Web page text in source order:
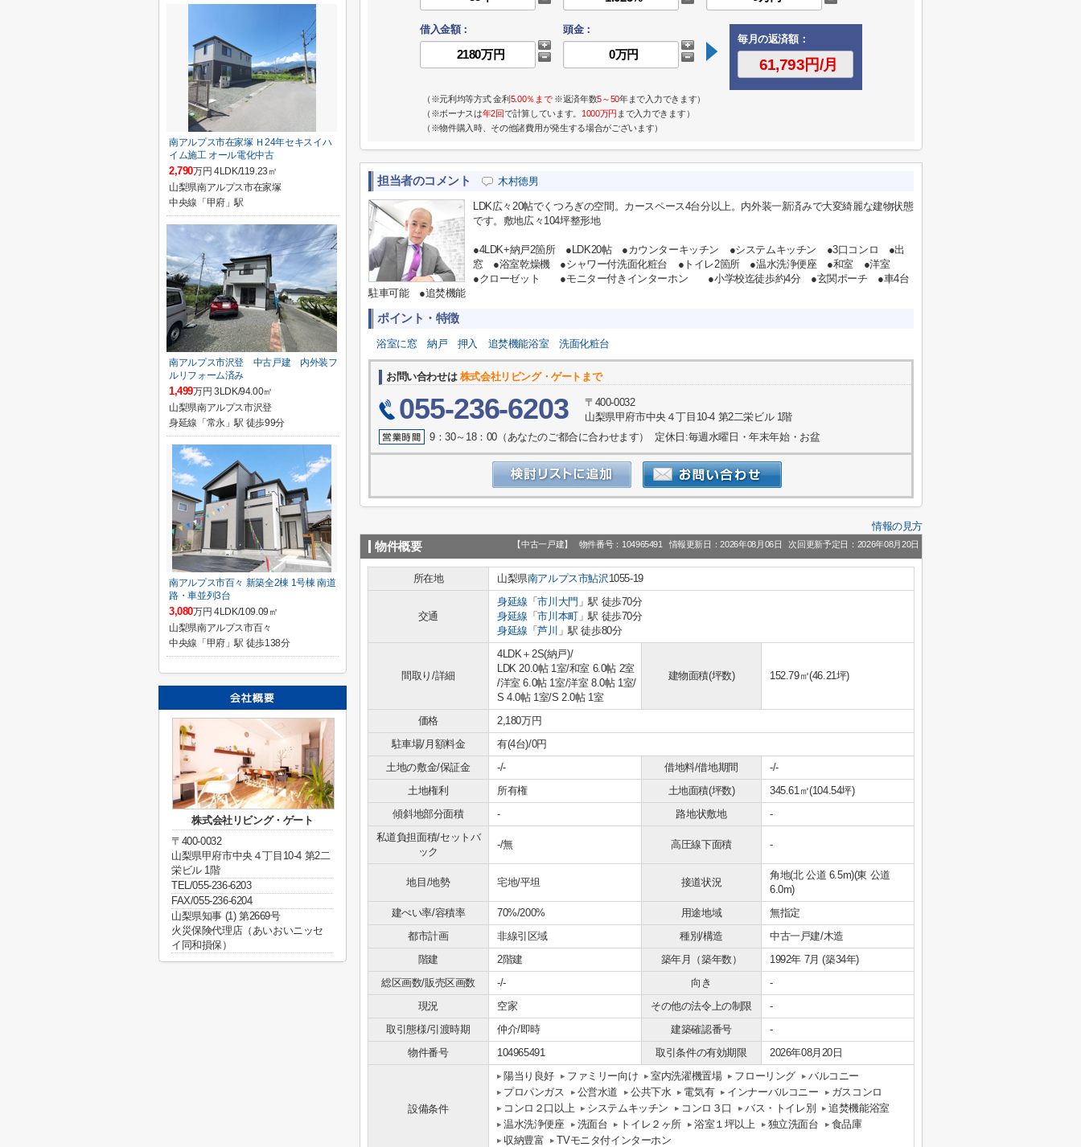
借入金額：
頭金：
毎月の返済額：
（※元利均等方式 金利5.00％まで※返済年数5～50年まで入力できます）
（※ボーナスは年2回で計算しています。 1000万円 まで入力できます）
（※物件購入時、その他諸費用が発生する場合がございます）
担当者のコメント 木村徳男
LDK広々20帖でくつろぎの空間。カースペース4台分以上。内外装一新済みで大変綺麗な建物状態
です。敷地広々104坪整形地
●4LDK+納戸2箇所 ●LDK20帖 ●カウンターキッチン ●システムキッチン ●3口コンロ ●出
窓 ●浴室乾燥機 ●シャワー付洗面化粧台 ●トイレ2箇所 ●温水洗浄便座 ●和室 ●洋室
●クローゼット ●モニター付きインターホン ●小学校迄徒歩約4分 ●玄関ポーチ ●車4台
駐車可能 ●追焚機能
ポイント・特徴
浴室に窓 納戸 押入 追焚機能浴室 洗面化粧台
お問い合わせは 株式会社リビング・ゲートまで
055-236-6203
〒400-0032
山梨県甲府市中央４丁目10-4 第2二栄ビル 1階
9：30～18：00（あなたのご都合に合わせます） 定休日:毎週水曜日・年末年始・お盆
情報の見方
物件概要 【中古一戸建】 物件番号：104965491 情報更新日：2026年08月06日 次回更新予定日：2026年08月20日
所在地 山梨県南アルプス市鮎沢 1055-19
交通
身延線 「市川大門 」駅 徒歩70分
身延線 「市川本町」駅 徒歩70分
身延線 「芦川 」駅 徒歩80分
間取り/詳細
4LDK＋2S(納戸)/
LDK 20.0帖 1室/和室 6.0帖 2室
/洋室 6.0帖 1室/洋室 8.0帖 1室/
S 4.0帖 1室/S 2.0帖 1室
建物面積(坪数) 152.79㎡(46.21坪)
価格
2,180万円
駐車場/月額料金
有(4台)/0円
土地の敷金/保証金
-/- 借地料/借地期間
-/-
土地権利
所有権 土地面積(坪数)
345.61㎡(104.54坪)
傾斜地部分面積
- 路地状敷地
-
私道負担面積/セットバ
ック
-/無 高圧線下面積 -
地目/地勢 宅地/平坦 接道状況
角地(北 公道 6.5m)(東 公道
6.0m)
建ぺい率/容積率
70%/200% 用途地域
無指定
都市計画
非線引区域 種別/構造
中古一戸建/木造
階建
2階建 築年月（築年数）
1992年 7月 (築34年)
総区画数/販売区画数
-/- 向き
-
現況
空家 その他の法令上の制限
-
取引態様/引渡時期
仲介/即時 建築確認番号
-
物件番号
104965491 取引条件の有効期限 2026年08月20日
設備条件
陽当り良好 ファミリー向け 室内洗濯機置場 フローリング
バルコニー
プロパンガス
公営水道 公共下水 電気有 インナーバルコニー
ガスコンロ
コンロ２口以上
システムキッチン コンロ３口 バス・トイレ別
追焚機能浴室
温水洗浄便座
洗面台 トイレ２ヶ所 浴室１坪以上 独立洗面台
食品庫
収納豊富
TVモニタ付インターホン
南アルプス市在家塚 Ｈ24年セキスイハ
イム施工 オール電化中古
2,790万円 4LDK/119.23㎡
山梨県南アルプス市在家塚
中央線「甲府」駅
南アルプス市沢登 中古戸建 内外装フ
ルリフォーム済み
1,499万円 3LDK/94.00㎡
山梨県南アルプス市沢登
身延線「常永」駅 徒歩99分
南アルプス市百々 新築全2棟 1号棟 南道
路・車並列3台
3,080万円 4LDK/109.09㎡
山梨県南アルプス市百々
中央線「甲府」駅 徒歩138分
株式会社リビング・ゲート
〒400-0032
山梨県甲府市中央４丁目10-4 第2二
栄ビル 1階
TEL/055-236-6203
FAX/055-236-6204
山梨県知事 (1) 第2669号
火災保険代理店（あいおいニッセ
イ同和損保）